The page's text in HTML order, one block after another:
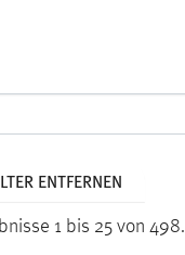
ENTFERNEN
1 bis 25 von 498.